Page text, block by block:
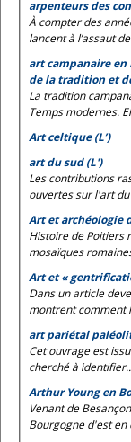
À compter des
lancent à l’assaut
art campanaire en
de la tradition et
La tradition
Temps modernes.
Art celtique (L’)
art du sud (L')
Les contributions
ouvertes sur l'art du
Art et archéologie
Histoire de Poitiers
mosaïques
Art et «
Dans un article
montrent comment
art pariétal
Cet ouvrage est
cherché à
Arthur Young en
Venant de
Bourgogne d'est en